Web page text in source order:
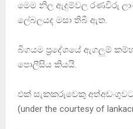
මෙම නිල ඇදුම්වල රණවිරු
ලේබලයද මසා තිබී ඇත.
බිගයම ප‍්‍රදේශයේ ඇගලුම්
පොලීසිය කියයි.
එක් සැකකරුවෙකු
(under the courtesy of